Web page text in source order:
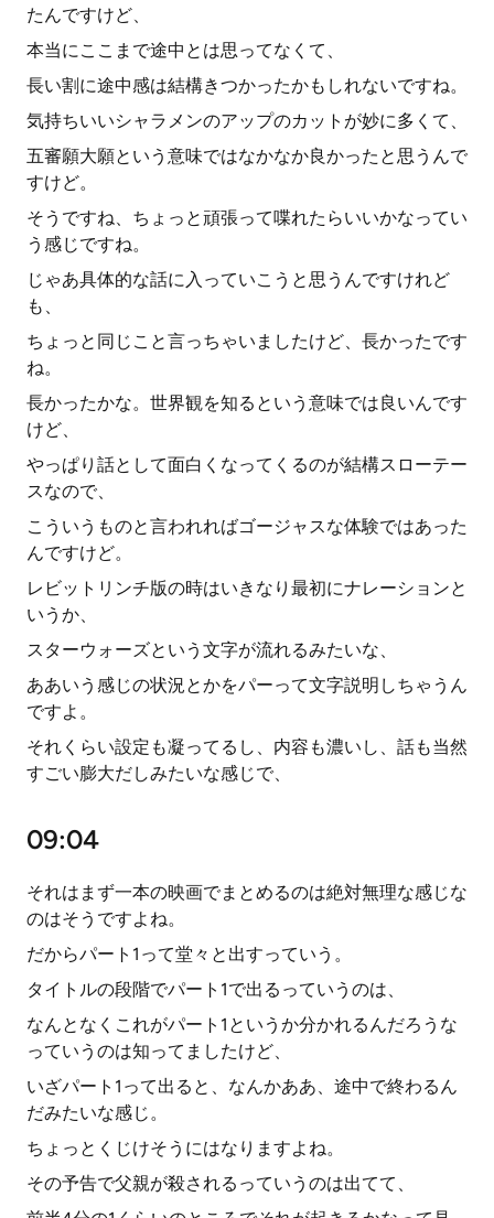
たんですけど、
本当にここまで途中とは思ってなくて、
長い割に途中感は結構きつかったかもしれないですね。
気持ちいいシャラメンのアップのカットが妙に多くて、
五審願大願という意味ではなかなか良かったと思うんで
すけど。
そうですね、ちょっと頑張って喋れたらいいかなってい
う感じですね。
じゃあ具体的な話に入っていこうと思うんですけれど
も、
ちょっと同じこと言っちゃいましたけど、長かったです
ね。
長かったかな。世界観を知るという意味では良いんです
けど、
やっぱり話として面白くなってくるのが結構スローテー
スなので、
こういうものと言われればゴージャスな体験ではあった
んですけど。
レビットリンチ版の時はいきなり最初にナレーションと
いうか、
スターウォーズという文字が流れるみたいな、
ああいう感じの状況とかをパーって文字説明しちゃうん
ですよ。
それくらい設定も凝ってるし、内容も濃いし、話も当然
すごい膨大だしみたいな感じで、
09:04
それはまず一本の映画でまとめるのは絶対無理な感じな
のはそうですよね。
だからパート1って堂々と出すっていう。
タイトルの段階でパート1で出るっていうのは、
なんとなくこれがパート1というか分かれるんだろうな
っていうのは知ってましたけど、
いざパート1って出ると、なんかああ、途中で終わるん
だみたいな感じ。
ちょっとくじけそうにはなりますよね。
その予告で父親が殺されるっていうのは出てて、